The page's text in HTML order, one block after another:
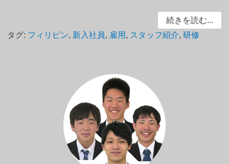
続きを読む...
タグ: フィリピン, 新入社員, 雇用 , スタッフ紹介,研修